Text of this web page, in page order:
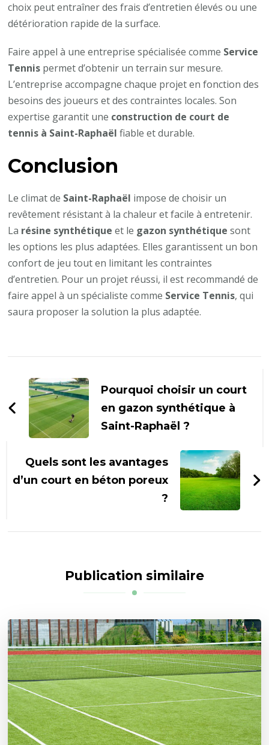
choix peut entraîner des frais d’entretien élevés ou une
détérioration rapide de la surface.
Faire appel à une entreprise spécialisée comme Service
Tennis permet d’obtenir un terrain sur mesure.
L’entreprise accompagne chaque projet en fonction des
besoins des joueurs et des contraintes locales. Son
expertise garantit une construction de court de
tennis à Saint-Raphaël fiable et durable.
Conclusion
Le climat de Saint-Raphaël impose de choisir un
revêtement résistant à la chaleur et facile à entretenir.
La résine synthétique et le gazon synthétique sont
les options les plus adaptées. Elles garantissent un bon
confort de jeu tout en limitant les contraintes
d’entretien. Pour un projet réussi, il est recommandé de
faire appel à un spécialiste comme Service Tennis, qui
saura proposer la solution la plus adaptée.
d'article
Pourquoi choisir un court
en gazon synthétique à
Saint-Raphaël ?
Quels sont les avantages
d’un court en béton poreux
?
Publication similaire